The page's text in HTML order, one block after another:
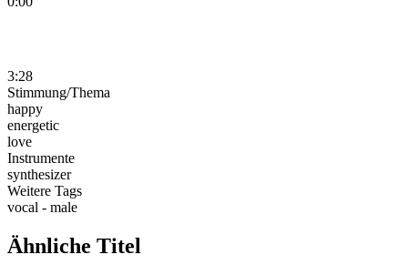
3:28
Stimmung/Thema
happy
energetic
love
Instrumente
synthesizer
Weitere Tags
vocal - male
Ähnliche Titel